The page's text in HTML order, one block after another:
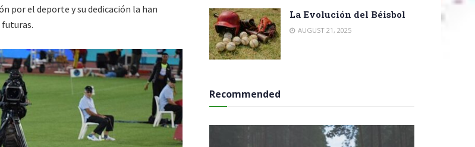
por el deporte y su dedicación la han
La Evolución del Béisbol
AUGUST 21, 2025
Recommended